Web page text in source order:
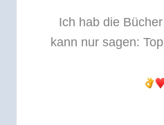
Ich hab die
kann nur sagen: